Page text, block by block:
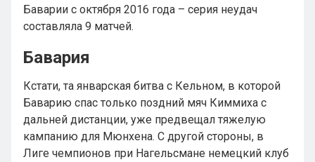
Баварии с октября 2016 года – серия неудач
составляла 9 матчей.
Бавария
Кстати, та январская битва с Кельном, в которой
Баварию спас только поздний мяч Киммиха с
дальней дистанции, уже предвещал тяжелую
кампанию для Мюнхена. С другой стороны, в
Лиге чемпионов при Нагельсмане немецкий клуб